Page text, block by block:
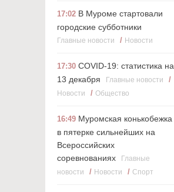
17:02 В Муроме стартовали
городские субботники
Главные новости / Новости
17:30 COVID-19: статистика на
13 декабря
Главные новости /
Новости / Общество
16:49 Муромская конькобежка
в пятерке сильнейших на
Всероссийских
соревнованиях
Главные
новости
/ Новости / Cпорт